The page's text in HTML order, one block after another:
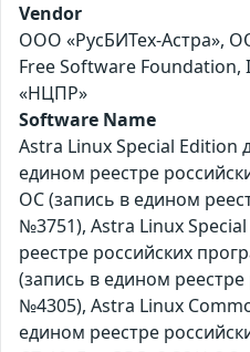
Vendor
ООО «РусБИТех-Астра»,
Free Software
«НЦПР»
Software Name
Astra Linux Special Edition
едином реестре
ОС (запись в едином
№3751), Astra Linux
реестре российских
(запись в едином
№4305), Astra Linux
едином реестре